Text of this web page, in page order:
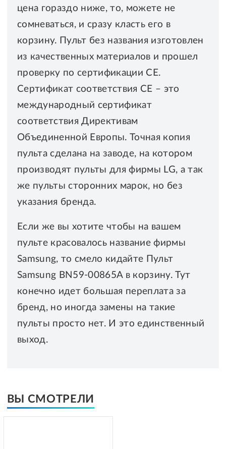
цена гораздо ниже, то, можете не
сомневаться, и сразу класть его в
корзину. Пульт без названия изготовлен
из качественных материалов и прошел
проверку по сертификации CE.
Сертификат соответствия СЕ – это
международный сертификат
соответствия Директивам
Объединенной Европы. Точная копия
пульта сделана на заводе, на котором
производят пульты для фирмы LG, а так
же пульты сторонних марок, но без
указания бренда.
Если же вы хотите чтобы на вашем
пульте красовалось название фирмы
Samsung, то смело кидайте Пульт
Samsung BN59-00865A в корзину. Тут
конечно идет большая переплата за
бренд, но иногда замены на такие
пульты просто нет. И это единственный
выход.
ВЫ СМОТРЕЛИ